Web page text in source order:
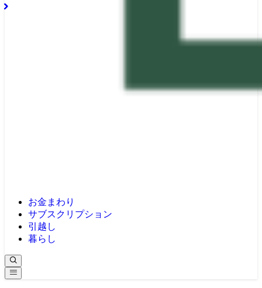
お金まわり
サブスクリプション
引越し
暮らし